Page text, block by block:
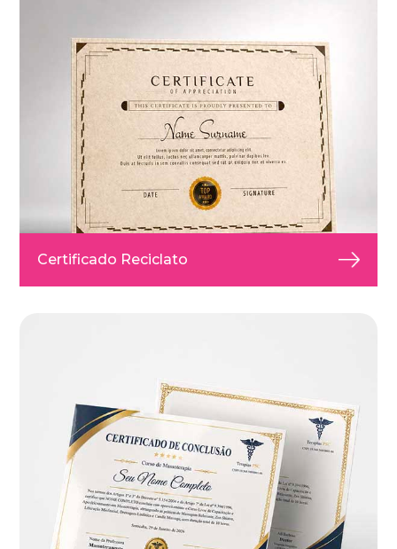
Certificado Reciclato